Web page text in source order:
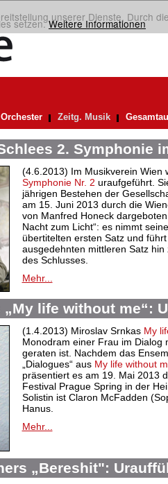
unserer Dienste. Durch
setzen.Weitere Informationen
Orchester Zeitg. Musik
2. Symphonie
(4.6.2013) Im Musikverein Wien
Symphonie Nr. 2 uraufgeführt.
jährigen Bestehen der
am 15. Juni 2013 durch die
von Manfred Honeck
Nacht zum Licht“: es nimmt
übertitelten ersten Satz und
ausgedehnten mittleren Satz
des Schlusses.
Mehr...
life without me“:
(1.4.2013) Miroslav Srnkas My
Monodram einer Frau im Dialog
geraten ist. Nachdem das
„Dialogues“ aus My life without
präsentiert es am 19. Mai 2013
Festival Prague Spring in der
Solistin ist Claron McFadden
Hanus.
Mehr...
„Bereshit":